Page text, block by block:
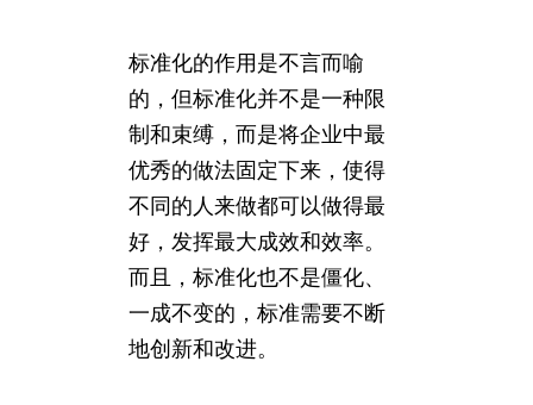
标准化的作用是不言而喻
的，但标准化并不是一种限
制和束缚，而是将企业中最
优秀的做法固定下来，使得
不同的人来做都可以做得最
好，发挥最大成效和效率。
而且，标准化也不是僵化、
一成不变的，标准需要不断
地创新和改进。